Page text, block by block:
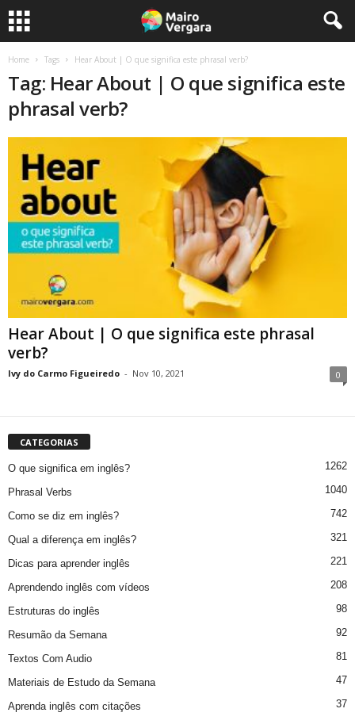
Home Tags Hear About | O que significa este phrasal verb?
Tag: Hear About | O que significa este
phrasal verb?
Hear About | O que significa este phrasal
verb?
Ivy do Carmo Figueiredo - Nov 10, 2021 0
CATEGORIAS
O que significa em inglês? 1262
Phrasal Verbs 1040
Como se diz em inglês? 742
Qual a diferença em inglês? 321
Dicas para aprender inglês 221
Aprendendo inglês com vídeos 208
Estruturas do inglês 98
Resumão da Semana 92
Textos Com Audio 81
Materiais de Estudo da Semana 47
Aprenda inglês com citações 37